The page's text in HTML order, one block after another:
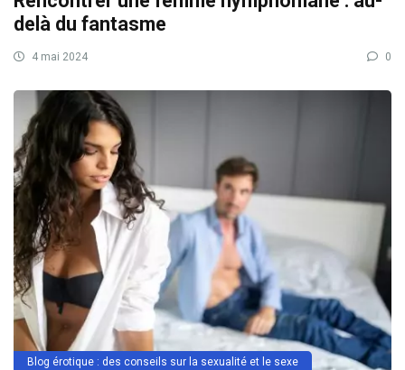
delà du fantasme
4 mai 2024 0
Blog érotique : des conseils sur la sexualité et le sexe